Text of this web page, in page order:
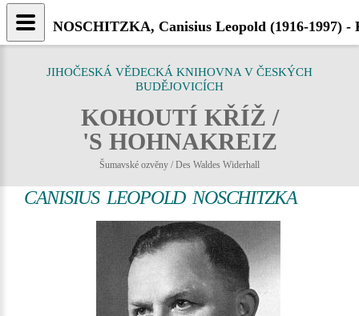
JIHOČESKÁ VĚDECKÁ KNIHOVNA V ČESKÝCH
BUDĚJOVICÍCH
KOHOUTÍ KŘÍŽ /
'S HOHNAKREIZ
Šumavské ozvěny / Des Waldes Widerhall
CANISIUS LEOPOLD NOSCHITZKA
NOSCHITZKA, Canisius Leopold (1916-1997)